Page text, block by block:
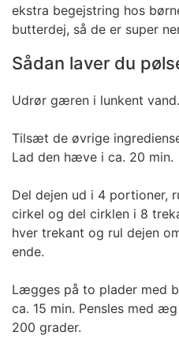
ekstra begejstring hos
butterdej, så de er super
Sådan laver du
Udrør gæren i lunkent vand.
Tilsæt de øvrige
Lad den hæve i ca. 20 min.
Del dejen ud i 4 portioner,
cirkel og del cirklen i 8
hver trekant og rul dejen
ende.
Lægges på to plader med
ca. 15 min. Pensles med
200 grader.